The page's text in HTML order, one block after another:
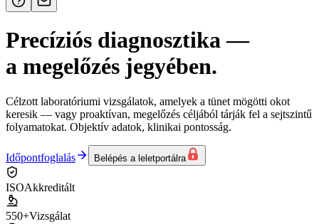
Precíziós diagnosztika —
a megelőzés jegyében.
Célzott laboratóriumi vizsgálatok, amelyek a tünet mögötti okot
keresik — vagy proaktívan, megelőzés céljából tárják fel a sejtszintű
folyamatokat. Objektív adatok, klinikai pontosság.
Időpontfoglalás Belépés a leletportálra
ISOAkkreditált
550+Vizsgálat